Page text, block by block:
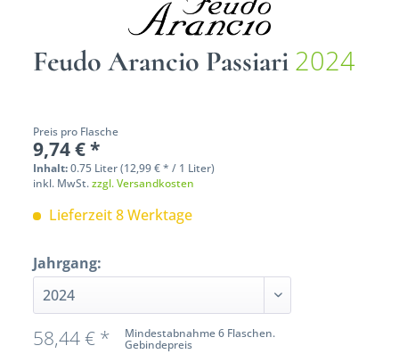
Feudo Arancio Passiari 2024
Preis pro Flasche
9,74 € *
Inhalt:0.75 Liter (12,99 € * / 1 Liter)
inkl. MwSt.zzgl. Versandkosten
Lieferzeit 8 Werktage
Jahrgang:
Mindestabnahme 6 Flaschen.
Gebindepreis
58,44 € *